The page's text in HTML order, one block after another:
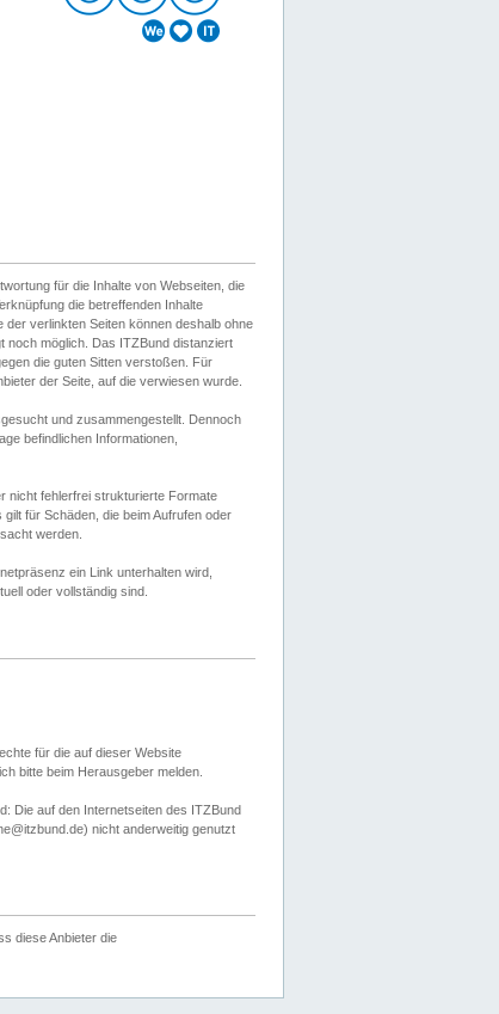
für die Inhalte von Webseiten, die
die betreffenden Inhalte
verlinkten Seiten können deshalb ohne
noch möglich. Das ITZBund distanziert
die guten Sitten verstoßen. Für
der Seite, auf die verwiesen wurde.
und zusammengestellt. Dennoch
befindlichen Informationen,
nicht fehlerfrei strukturierte Formate
für Schäden, die beim Aufrufen oder
werden.
ein Link unterhalten wird,
oder vollständig sind.
für die auf dieser Website
bitte beim Herausgeber melden.
Die auf den Internetseiten des ITZBund
nicht anderweitig genutzt
diese Anbieter die